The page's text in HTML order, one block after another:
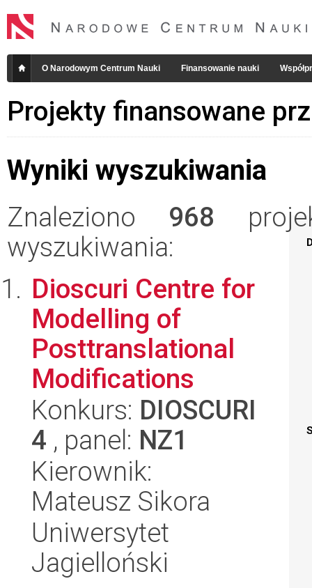
O Narodowym Centrum Nauki Finansowanie nauki
Projekty finansowane
Wyniki wyszukiwania
Znaleziono 968
wyszukiwania:
Dioscuri Centre for
Modelling of
Posttranslational
Modifications
Konkurs: DIOSCURI
4 , panel: NZ1
Kierownik:
Mateusz Sikora
Uniwersytet
Jagielloński